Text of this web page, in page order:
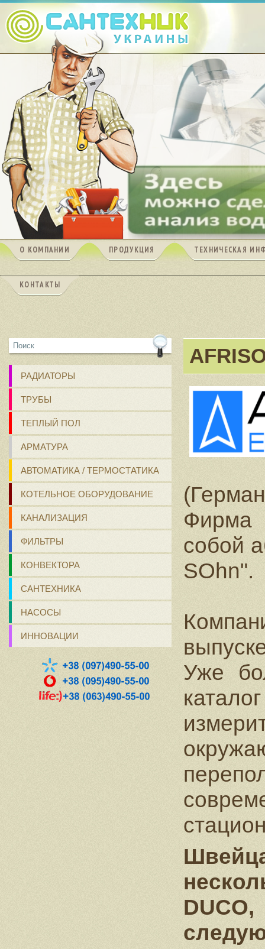
О КОМПАНИИ ПРОДУКЦИЯ ТЕХНИЧЕСКАЯ
КОНТАКТЫ
РАДИАТОРЫ
ТРУБЫ
ТЕПЛЫЙ ПОЛ
АРМАТУРА
АВТОМАТИКА / ТЕРМОСТАТИКА
КОТЕЛЬНОЕ ОБОРУДОВАНИЕ
КАНАЛИЗАЦИЯ
ФИЛЬТРЫ
КОНВЕКТОРА
САНТЕХНИКА
НАСОСЫ
ИННОВАЦИИ
Фирма
собой
SOhn".
Уже